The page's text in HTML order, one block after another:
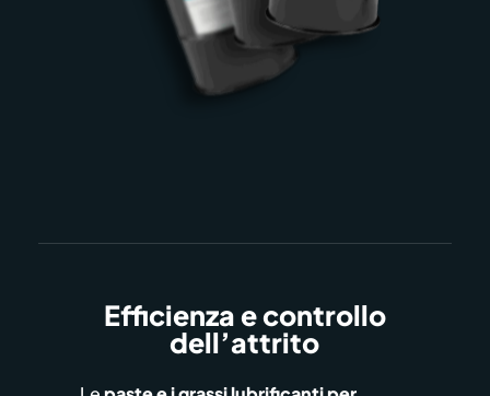
Efficienza e controllo
dell’attrito